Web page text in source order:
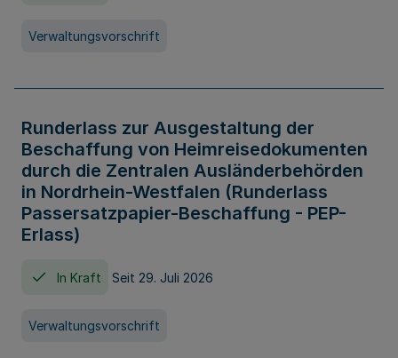
Verwaltungsvorschrift
Runderlass zur Ausgestaltung der
Beschaffung von Heimreisedokumenten
durch die Zentralen Ausländerbehörden
in Nordrhein-Westfalen (Runderlass
Passersatzpapier-Beschaffung - PEP-
Erlass)
In Kraft Seit 29. Juli 2026
Verwaltungsvorschrift